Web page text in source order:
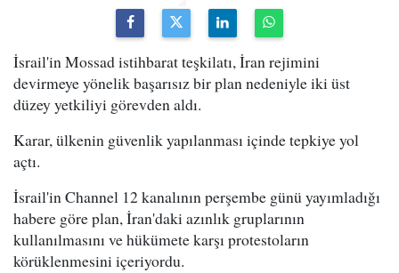
İsrail'in Mossad istihbarat teşkilatı, İran rejimini
devirmeye yönelik başarısız bir plan nedeniyle iki üst
düzey yetkiliyi görevden aldı.
Karar, ülkenin güvenlik yapılanması içinde tepkiye yol
açtı.
İsrail'in Channel 12 kanalının perşembe günü yayımladığı
habere göre plan, İran'daki azınlık gruplarının
kullanılmasını ve hükümete karşı protestoların
körüklenmesini içeriyordu.